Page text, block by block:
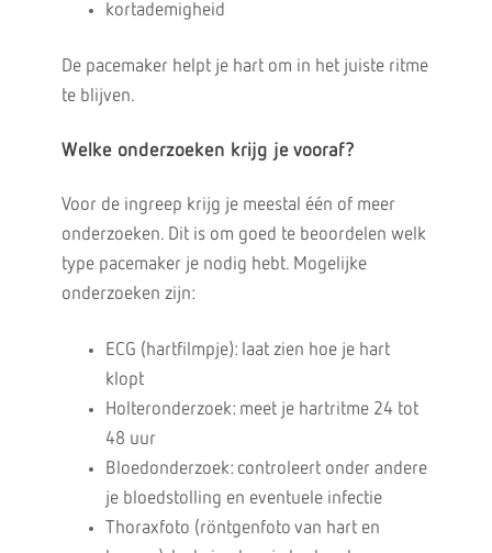
kortademigheid
De pacemaker helpt je hart om in het juiste ritme
te blijven.
Welke onderzoeken krijg je vooraf?
Voor de ingreep krijg je meestal één of meer
onderzoeken. Dit is om goed te beoordelen welk
type pacemaker je nodig hebt. Mogelijke
onderzoeken zijn:
ECG (hartfilmpje): laat zien hoe je hart
klopt
Holteronderzoek: meet je hartritme 24 tot
48 uur
Bloedonderzoek: controleert onder andere
je bloedstolling en eventuele infectie
Thoraxfoto (röntgenfoto van hart en